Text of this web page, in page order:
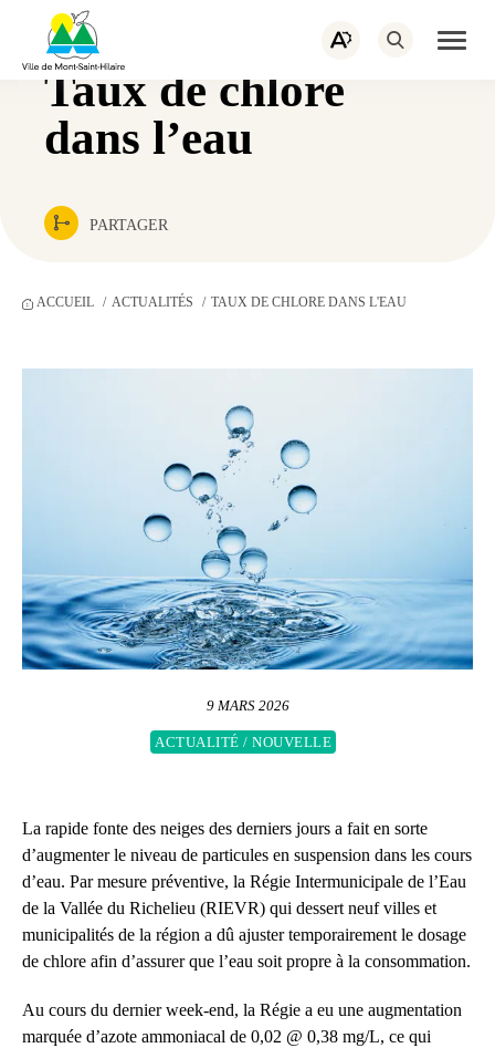
Ouvrez
d’outils
Ouvrir
la
Taux de chlore
dans l’eau
PARTAGER
ACCUEIL ACTUALITÉS TAUX DE CHLORE DANS L'EAU
9 MARS 2026
ACTUALITÉ / NOUVELLE
La rapide fonte des neiges des derniers jours a fait en sorte
d’augmenter le niveau de particules en suspension dans les cours
d’eau. Par mesure préventive, la Régie Intermunicipale de l’Eau
de la Vallée du Richelieu (RIEVR) qui dessert neuf villes et
municipalités de la région a dû ajuster temporairement le dosage
de chlore afin d’assurer que l’eau soit propre à la consommation.
Au cours du dernier week-end, la Régie a eu une augmentation
marquée d’azote ammoniacal de 0,02 @ 0,38 mg/L, ce qui